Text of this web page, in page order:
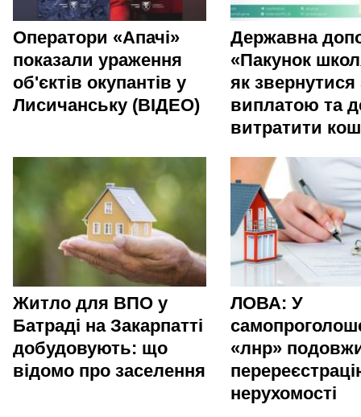
Оператори «Апачі»
показали ураження
об'єктів окупантів у
Лисичанську (ВІДЕО)
Державна
«Пакунок
як звернутися
виплатою та
витратити
Житло для ВПО у
Батраді на Закарпатті
добудовують: що
відомо про заселення
ЛОВА: У
«лнр»
нерухомості